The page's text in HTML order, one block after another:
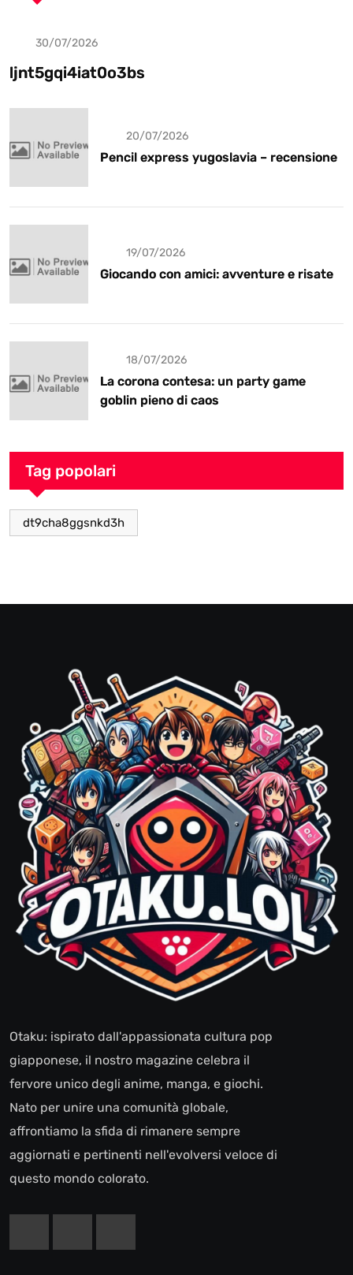
Uncategorized
30/07/2026
ljnt5gqi4iat0o3bs
20/07/2026
Pencil express yugoslavia – recensione
19/07/2026
Giocando con amici: avventure e risate
18/07/2026
La corona contesa: un party game
goblin pieno di caos
Tag popolari
dt9cha8ggsnkd3h
Otaku: ispirato dall'appassionata cultura pop
giapponese, il nostro magazine celebra il
fervore unico degli anime, manga, e giochi.
Nato per unire una comunità globale,
affrontiamo la sfida di rimanere sempre
aggiornati e pertinenti nell'evolversi veloce di
questo mondo colorato.